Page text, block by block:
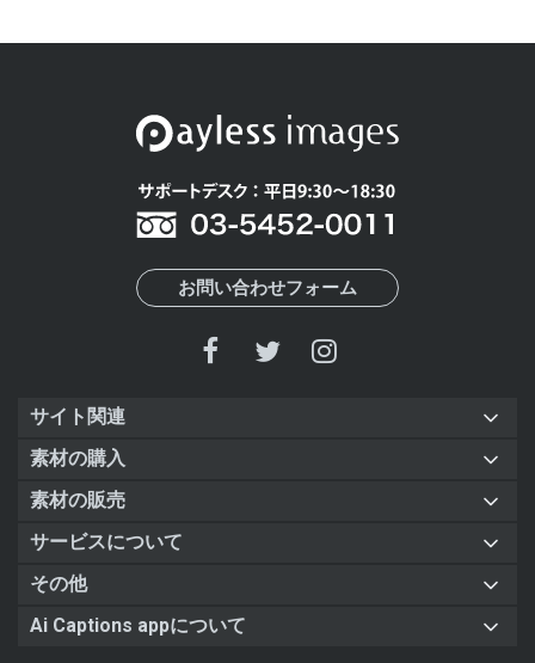
お問い合わせフォーム
サイト関連
素材の購入
素材の販売
サービスについて
その他
Ai Captions appについて